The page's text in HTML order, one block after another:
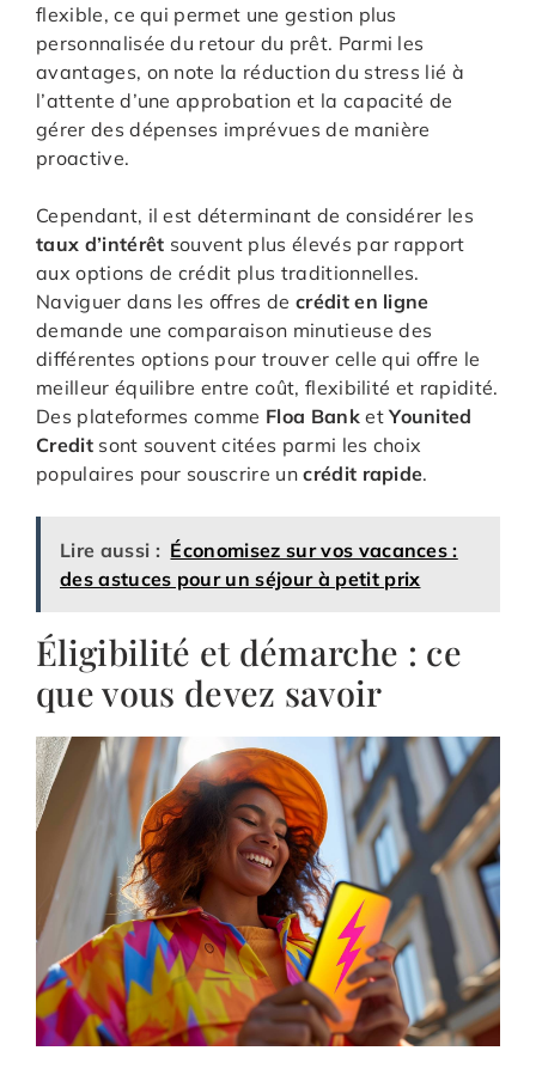
flexible, ce qui permet une gestion plus
personnalisée du retour du prêt. Parmi les
avantages, on note la réduction du stress lié à
l’attente d’une approbation et la capacité de
gérer des dépenses imprévues de manière
proactive.
Cependant, il est déterminant de considérer les
taux d’intérêt souvent plus élevés par rapport
aux options de crédit plus traditionnelles.
Naviguer dans les offres de crédit en ligne
demande une comparaison minutieuse des
différentes options pour trouver celle qui offre le
meilleur équilibre entre coût, flexibilité et rapidité.
Des plateformes comme Floa BanketYounited
Creditsont souvent citées parmi les choix
populaires pour souscrire uncrédit rapide.
Lire aussi : Économisez sur vos vacances :
des astuces pour un séjour à petit prix
Éligibilité et démarche : ce
que vous devez savoir